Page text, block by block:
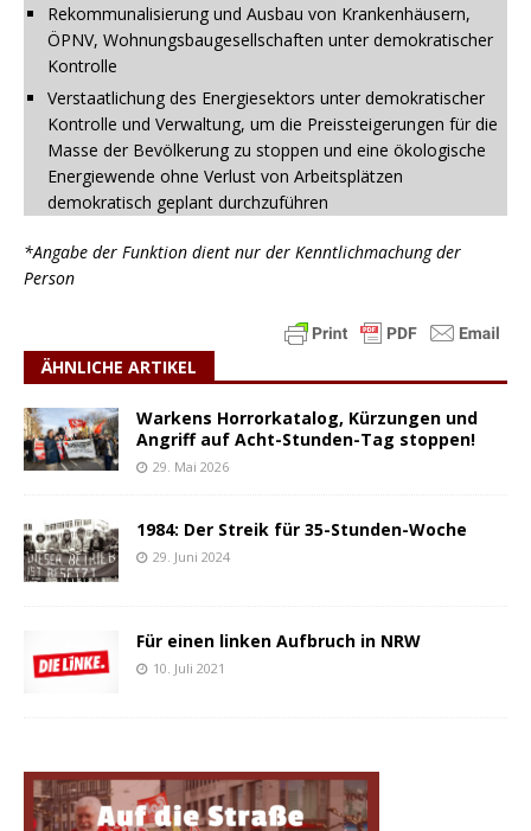
Rekommunalisierung und Ausbau von Krankenhäusern,
ÖPNV, Wohnungsbaugesellschaften unter demokratischer
Kontrolle
Verstaatlichung des Energiesektors unter demokratischer
Kontrolle und Verwaltung, um die Preissteigerungen für die
Masse der Bevölkerung zu stoppen und eine ökologische
Energiewende ohne Verlust von Arbeitsplätzen
demokratisch geplant durchzuführen
*Angabe der Funktion dient nur der Kenntlichmachung der
Person
ÄHNLICHE ARTIKEL
Warkens Horrorkatalog, Kürzungen und
Angriff auf Acht-Stunden-Tag stoppen!
29. Mai 2026
1984: Der Streik für 35-Stunden-Woche
29. Juni 2024
Für einen linken Aufbruch in NRW
10. Juli 2021